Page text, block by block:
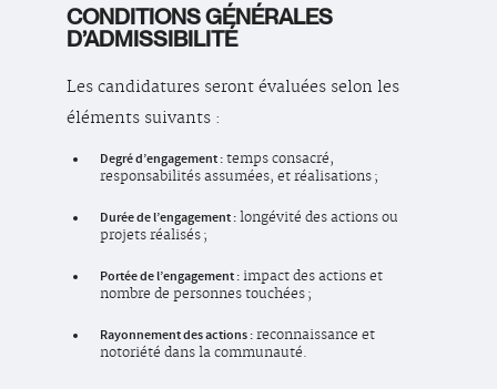
CONDITIONS GÉNÉRALES
D’ADMISSIBILITÉ
Les candidatures seront évaluées selon les
éléments suivants :
Degré d’engagement : temps consacré,
responsabilités assumées, et réalisations ;
Durée de l’engagement : longévité des actions ou
projets réalisés ;
Portée de l’engagement : impact des actions et
nombre de personnes touchées ;
Rayonnement des actions : reconnaissance et
notoriété dans la communauté.